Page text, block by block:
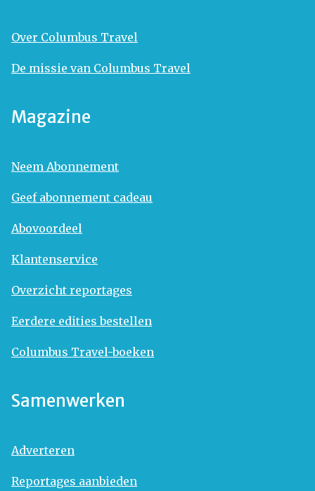
Over Columbus Travel
De missie van Columbus Travel
Magazine
Neem Abonnement
Geef abonnement cadeau
Abovoordeel
Klantenservice
Overzicht reportages
Eerdere edities bestellen
Columbus Travel-boeken
Samenwerken
Adverteren
Reportages aanbieden